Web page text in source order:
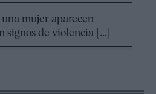
mujer aparecen
signos de violencia [...]